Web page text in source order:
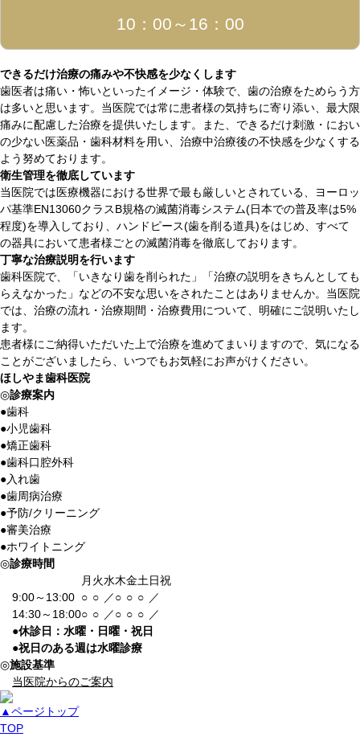
10：00～16：00
できるだけ治療の痛みや不快感を少なくします
歯医者は痛い・怖いといったイメージ・体験で、歯の治療をためらう方
は多いと思います。当医院では常に患者様の気持ちに寄り添い、最大限
痛みに配慮した治療を提供いたします。また、できるだけ刺激・におい
の少ない医薬品・歯科材料を用い、治療中治療後の不快感を少なくする
よう努めております。
衛生管理を徹底しています
当医院では医療機器における世界で最も厳しいとされている、ヨーロッ
パ基準EN13060クラスB規格の滅菌消毒システム(日本での普及率は5%
程度)を導入しており、ハンドピース(歯を削る道具)をはじめ、すべて
の器具において患者様ごとの滅菌消毒を徹底しております。
丁寧な治療説明を行います
歯科医院で、「いきなり歯を削られた」「治療の説明をきちんとしても
らえなかった」などの不安な思いをされたことはありませんか。当医院
では、治療の流れ・治療期間・治療費用について、明確にご説明いたし
ます。
患者様にご納得いただいた上で治療を進めてまいりますので、気になる
ことがございましたら、いつでもお気軽にお声がけください。
ほしやま歯科医院
◎診療案内
●歯科
●小児歯科
●矯正歯科
●歯科口腔外科
●入れ歯
●歯周病治療
●予防/クリーニング
●審美治療
●ホワイトニング
◎診療時間
月 火水木金土日祝
9:00～13:00 ○ ○ ／○ ○ ○ ／
14:30～18:00○ ○ ／○ ○ ○ ／
●休診日：水曜・日曜・祝日
●祝日のある週は水曜診療
◎施設基準
当医院からのご案内
▲ページトップ
TOP